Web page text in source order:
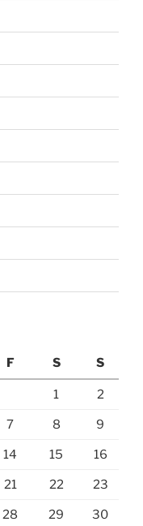
F S S
1 2
7 8 9
14 15 16
21 22 23
28 29 30